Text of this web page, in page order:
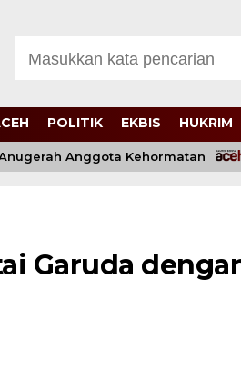
POLITIK EKBIS HUKRIM
Anggota Kehormatan
Garuda